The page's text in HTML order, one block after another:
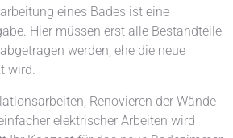
eines Bades ist eine
Hier müssen erst alle Bestandteile
werden, ehe die neue
wird.
Renovieren der Wände
elektrischer Arbeiten wird